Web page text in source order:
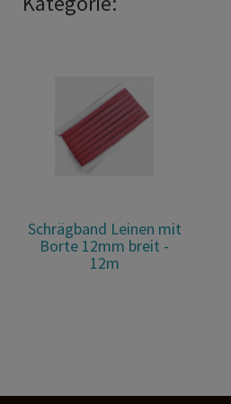
Schrägband Leinen mit
Borte 12mm breit -
12m